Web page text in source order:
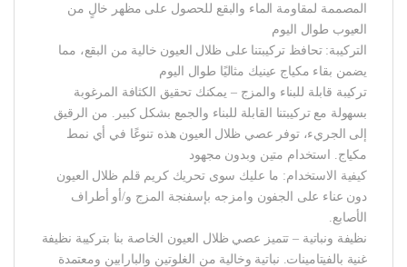
المصممة لمقاومة الماء والبقع للحصول على مظهر خالٍ من
العيوب طوال اليوم
التركيبة: تحافظ تركيبتنا على ظلال العيون خالية من البقع، مما
يضمن بقاء مكياج عينيك مثاليًا طوال اليوم
تركيبة قابلة للبناء والمزج – يمكنك تحقيق الكثافة المرغوبة
بسهولة مع تركيبتنا القابلة للبناء والجمع بشكل كبير. من الرقيق
إلى الجريء، توفر عصي ظلال العيون هذه تنوعًا في أي نمط
مكياج. استخدام متين وبدون مجهود
كيفية الاستخدام: ما عليك سوى تحريك كريم قلم ظلال العيون
دون عناء على الجفون وامزجه بإسفنجة المزج و/أو أطراف
الأصابع.
نظيفة ونباتية – تتميز عصي ظلال العيون الخاصة بنا بتركيبة نظيفة
غنية بالفيتامينات. نباتية وخالية من الغلوتين والبارابين ومعتمدة